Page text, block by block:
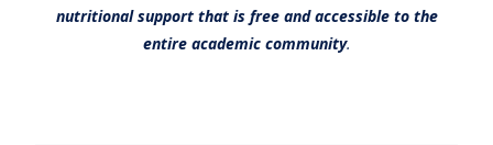
nutritional support that is free and accessible to the
entire academic community.